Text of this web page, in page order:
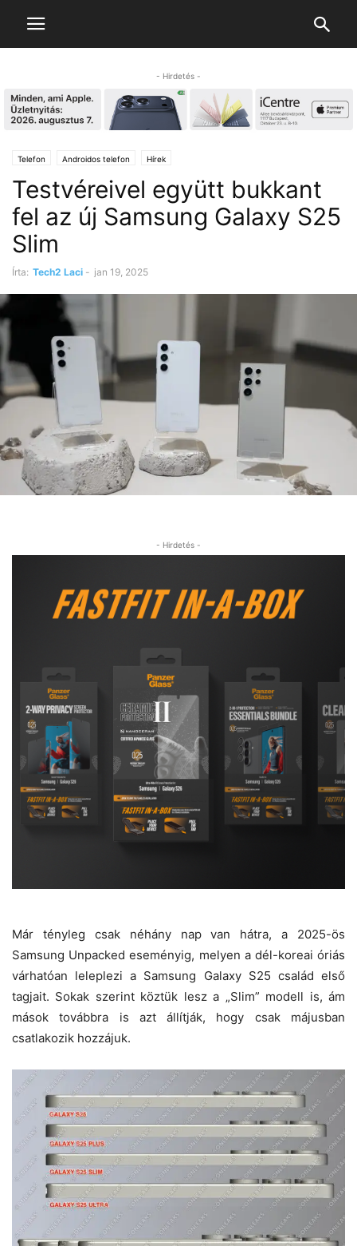
- Hirdetés -
Telefon Androidos telefon Hírek
Testvéreivel együtt bukkant
fel az új Samsung Galaxy S25
Slim
Írta: Tech2 Laci - jan 19, 2025
- Hirdetés -
Már tényleg csak néhány nap van hátra, a 2025-ös
Samsung Unpacked eseményig, melyen a dél-koreai óriás
várhatóan leleplezi a Samsung Galaxy S25 család első
tagjait. Sokak szerint köztük lesz a „Slim” modell is, ám
mások továbbra is azt állítják, hogy csak májusban
csatlakozik hozzájuk.